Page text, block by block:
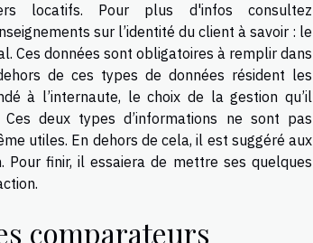
locatifs. Pour plus d'infos consultez
sur l’identité du client à savoir : le
Ces données sont obligatoires à remplir dans
de ces types de données résident les
à l’internaute, le choix de la gestion qu’il
deux types d’informations ne sont pas
utiles. En dehors de cela, il est suggéré aux
finir, il essaiera de mettre ses quelques
comparateurs